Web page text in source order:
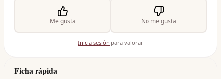
Me gusta No me gusta
Inicia sesión para valorar
Ficha rápida